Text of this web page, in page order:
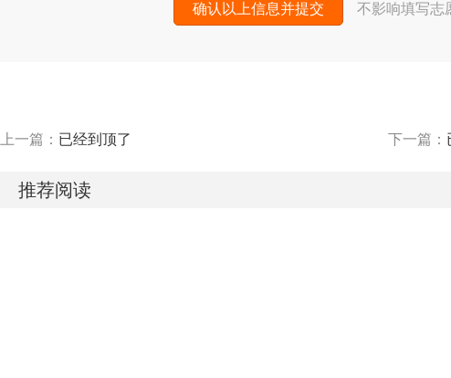
确认以上信息并提交 不影响填写志
上一篇： 已经到顶了 下一篇：
推荐阅读